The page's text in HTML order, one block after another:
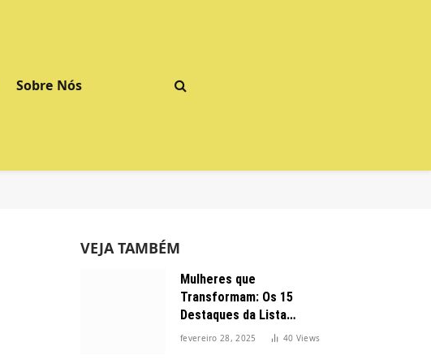
Sobre Nós
VEJA TAMBÉM
Mulheres que
Transformam: Os 15
Destaques da Lista
Forbes 2025 no Brasil
fevereiro 28, 2025 40 Views